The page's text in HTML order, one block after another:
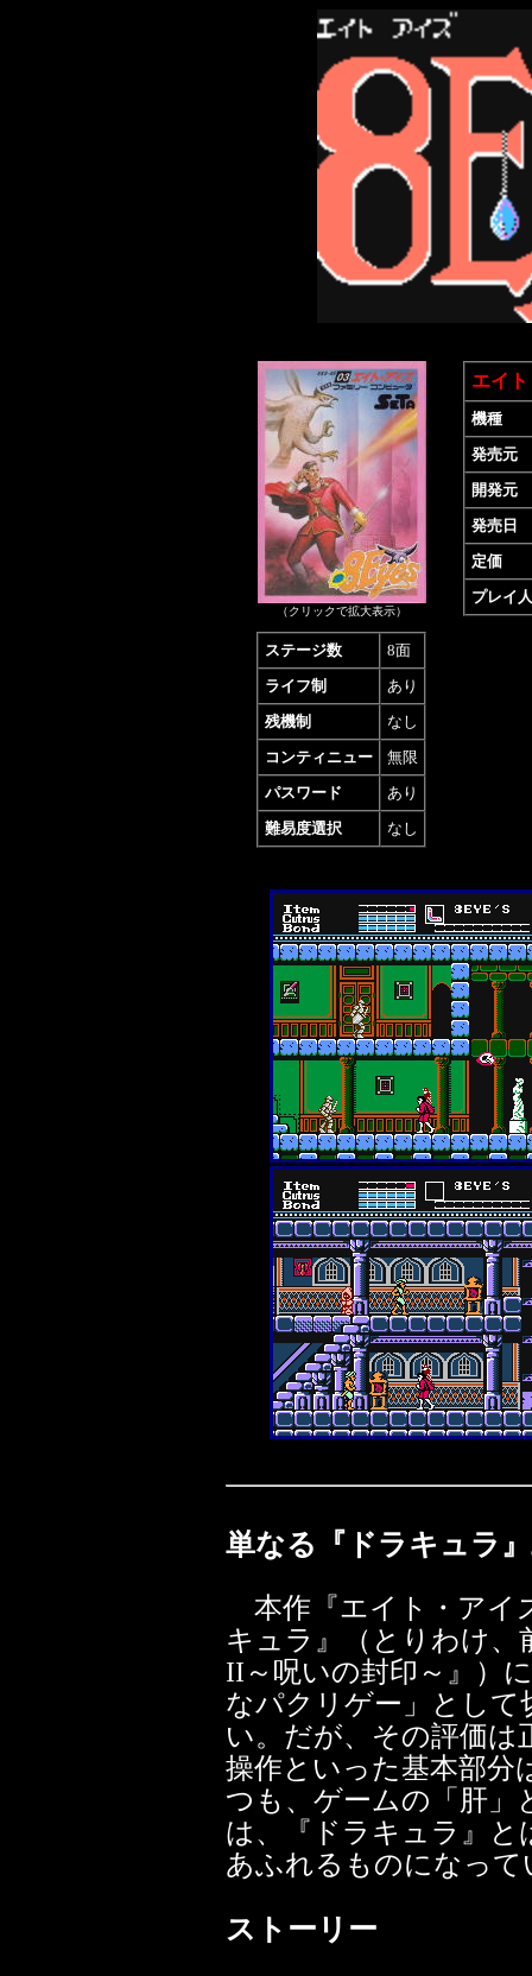
（クリックで拡大表示）
エイ
機種
発売元
開発元
発売日
定価
プレイ
ステージ数
8面
ライフ制
あり
残機制
なし
コンティニュー
無限
パスワード
あり
難易度選択
なし
単なる『ドラキュラ
本作『エイト・アイ
キュラ』（とりわけ
II～呪いの封印～』）
なパクリゲー」とし
い。だが、その評価
操作といった基本部分
つも、ゲームの「肝
は、『ドラキュラ』
あふれるものになっ
ストーリー